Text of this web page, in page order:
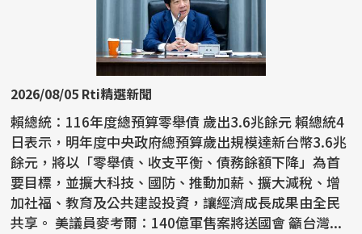
2026/08/05 Rti精選新聞
賴總統：116年度總預算零舉債 歲出3.6兆餘元 賴總統4
日表示，明年度中央政府總預算歲出規模達新台幣3.6兆
餘元，將以「零舉債、收支平衡、債務餘額下降」為首
要目標，並擴大科技、國防、推動加薪、擴大減稅、增
加社福、教育及公共建設投資，讓經濟成長成果由全民
共享。 美議員麥考爾：140億軍售案將送國會 籲台灣...